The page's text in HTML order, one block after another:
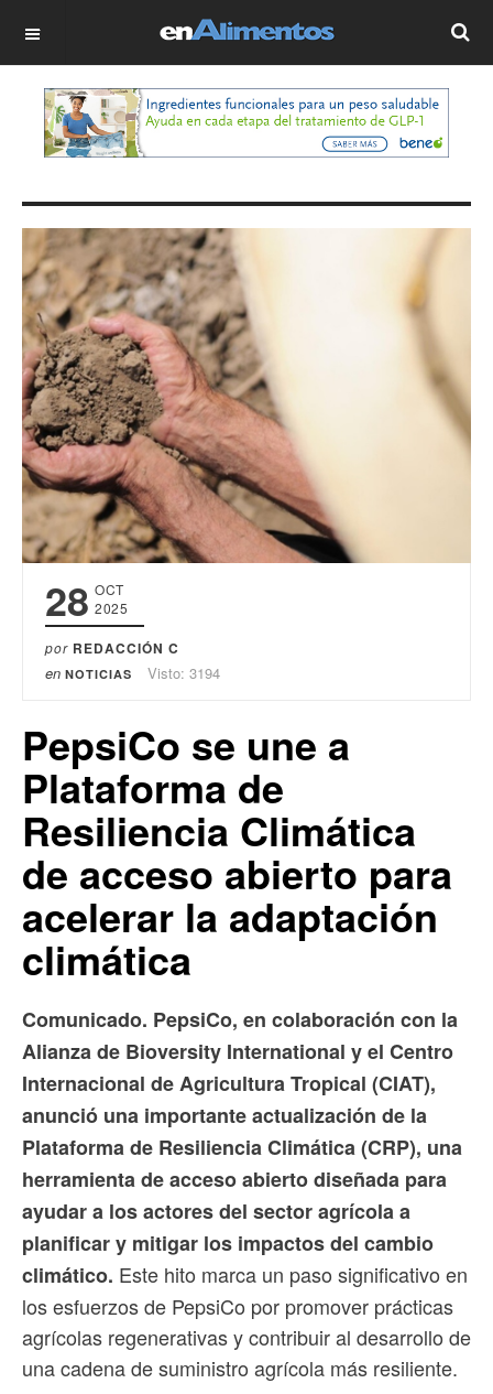
OFF CANVAS
28 OCT
2025
por REDACCIÓN C
en NOTICIAS Visto: 3194
PepsiCo se une a
Plataforma de
Resiliencia Climática
de acceso abierto para
acelerar la adaptación
climática
Comunicado. PepsiCo, en colaboración con la
Alianza de Bioversity International y el Centro
Internacional de Agricultura Tropical (CIAT),
anunció una importante actualización de la
Plataforma de Resiliencia Climática (CRP), una
herramienta de acceso abierto diseñada para
ayudar a los actores del sector agrícola a
planificar y mitigar los impactos del cambio
climático. Este hito marca un paso significativo en
los esfuerzos de PepsiCo por promover prácticas
agrícolas regenerativas y contribuir al desarrollo de
una cadena de suministro agrícola más resiliente.